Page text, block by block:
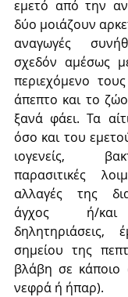
εμετό από την
δύο μοιάζουν
αναγωγές
σχεδόν αμέσως
περιεχόμενο
άπεπτο και το
ξανά φάει. Τα
όσο και του
ιογενείς,
παρασιτικές
αλλαγές της
άγχος ή/και
δηλητηριάσεις,
σημείου της
βλάβη σε κάποιο
νεφρά ή ήπαρ).